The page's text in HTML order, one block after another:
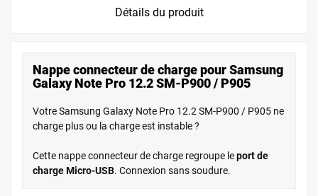
Détails du produit
Nappe connecteur de charge pour Samsung
Galaxy Note Pro 12.2 SM-P900 / P905
Votre Samsung Galaxy Note Pro 12.2 SM-P900 / P905 ne
charge plus ou la charge est instable ?
Cette nappe connecteur de charge regroupe leport de
charge Micro-USB. Connexion sans soudure.